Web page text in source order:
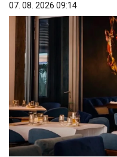
07. 08. 2026 09:14